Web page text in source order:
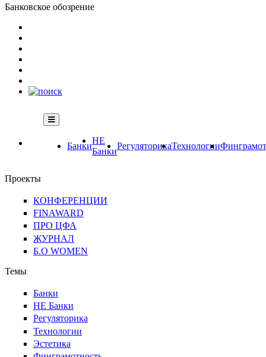
Банковское обозрение
Банки
НЕ
Банки
РегуляторикаТехнологии
Проекты
КОНФЕРЕНЦИИ
FINAWARD
ПРО ЦФА
ЖУРНАЛ
Б.О WOMEN
Темы
Банки
НЕ Банки
Регуляторика
Технологии
Эстетика